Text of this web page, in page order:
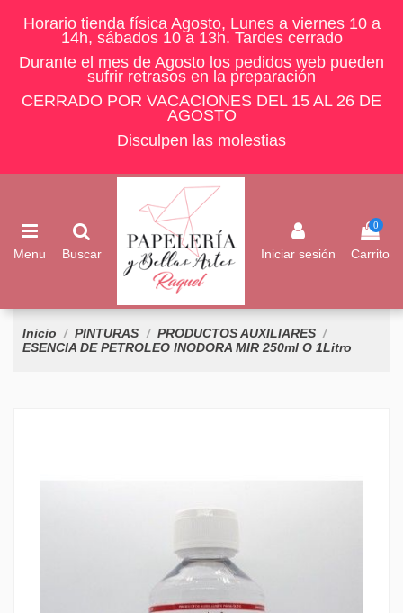
Horario tienda física Agosto, Lunes a viernes 10 a
14h, sábados 10 a 13h. Tardes cerrado
Durante el mes de Agosto los pedidos web pueden
sufrir retrasos en la preparación
CERRADO POR VACACIONES DEL 15 AL 26 DE
AGOSTO
Disculpen las molestias
Menu Buscar Iniciar sesión
0
Carrito
Inicio PINTURAS
PRODUCTOS AUXILIARES
ESENCIA DE PETROLEO INODORA MIR 250ml O 1Litro